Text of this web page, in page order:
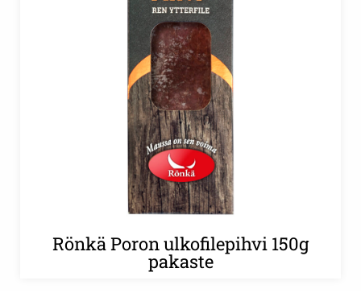
Rönkä Poron ulkofilepihvi 150g
pakaste